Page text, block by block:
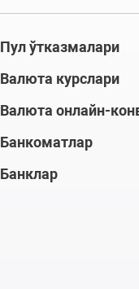
Пул ўтказмалари
Валюта курслари
Валюта онлайн-
Банкоматлар
Банклар